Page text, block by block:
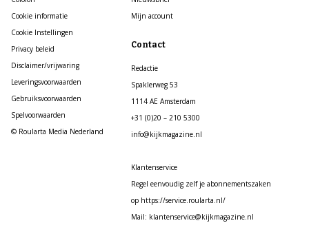
Cookie informatie
Cookie Instellingen
Privacy beleid
Disclaimer/vrijwaring
Leveringsvoorwaarden
Gebruiksvoorwaarden
Spelvoorwaarden
© Roularta Media Nederland
Mijn account
Contact
Redactie
Spaklerweg 53
1114 AE Amsterdam
+31 (0)20 – 210 5300
info@kijkmagazine.nl
Klantenservice
Regel eenvoudig zelf je abonnementszaken
op https://service.roularta.nl/
Mail: klantenservice@kijkmagazine.nl